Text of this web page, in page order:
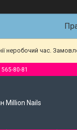
неробочий час.
80-81
Million Nails